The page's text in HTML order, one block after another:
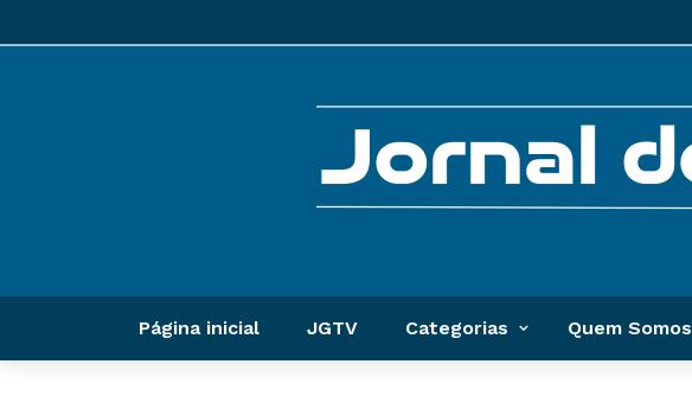
Página inicial JGTV Categorias Quem Somos